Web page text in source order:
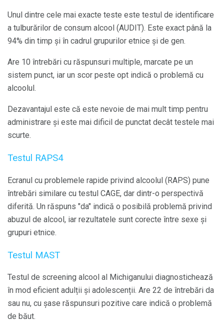
Unul dintre cele mai exacte teste este testul de identificare
a tulburărilor de consum alcool (AUDIT). Este exact până la
94% din timp și în cadrul grupurilor etnice și de gen.
Are 10 întrebări cu răspunsuri multiple, marcate pe un
sistem punct, iar un scor peste opt indică o problemă cu
alcoolul.
Dezavantajul este că este nevoie de mai mult timp pentru
administrare și este mai dificil de punctat decât testele mai
scurte.
Testul RAPS4
Ecranul cu problemele rapide privind alcoolul (RAPS) pune
întrebări similare cu testul CAGE, dar dintr-o perspectivă
diferită. Un răspuns "da" indică o posibilă problemă privind
abuzul de alcool, iar rezultatele sunt corecte între sexe și
grupuri etnice.
Testul MAST
Testul de screening alcool al Michiganului diagnostichează
în mod eficient adulții și adolescenții. Are 22 de întrebări da
sau nu, cu șase răspunsuri pozitive care indică o problemă
de băut.